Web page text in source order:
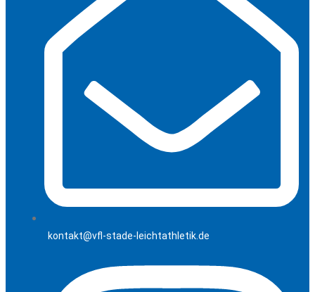
kontakt@vfl-stade-leichtathletik.de